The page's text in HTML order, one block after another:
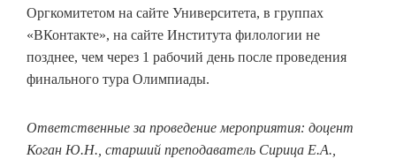
Оргкомитетом на сайте Университета, в группах
«ВКонтакте», на сайте Института филологии не
позднее, чем через 1 рабочий день после проведения
финального тура Олимпиады.
Ответственные за проведение мероприятия: доцент
Коган Ю.Н., старший преподаватель Сирица Е.А.,